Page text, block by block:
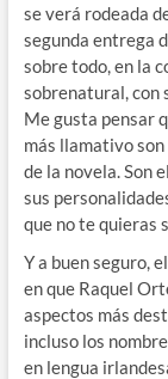
se verá rodeada
segunda entrega
sobre todo, en la
sobrenatural, con
Me gusta pensar
más llamativo
de la novela. Son
sus
que no te quieras
Y a buen seguro,
en que Raquel
aspectos más
incluso los
en lengua